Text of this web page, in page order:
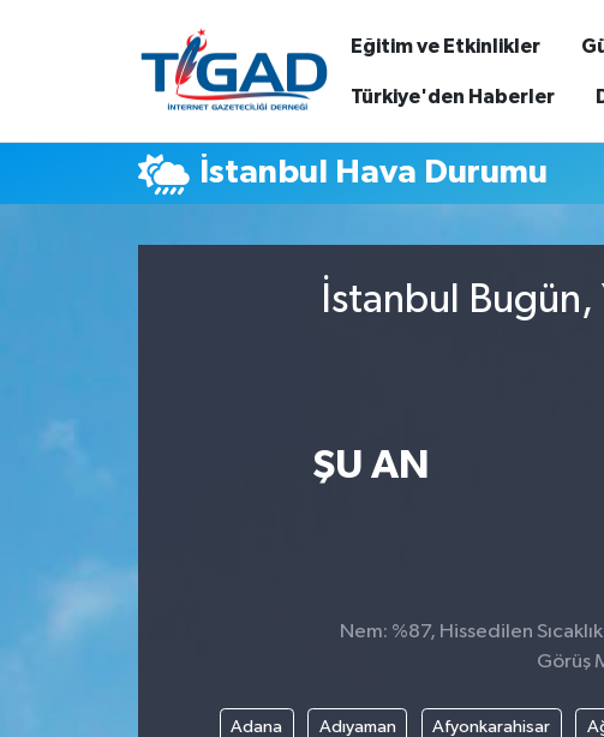
Eğitim ve Etkinlikler
Türkiye'den Haberler
İstanbul Hava Durumu
İstanbul Bugün,
ŞU AN
Nem: %87, Hissedilen
Görüş
Adana Adıyaman Afyonkarahisar
Nöbetçi Eczaneler
Hava Durumu